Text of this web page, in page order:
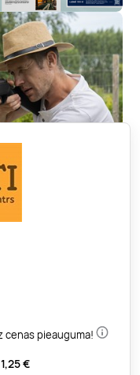
cenas pieauguma!
1,25 €